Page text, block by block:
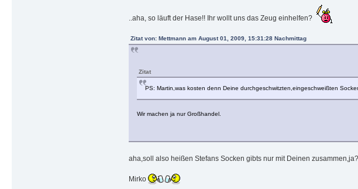
..aha, so läuft der Hase!! Ihr wollt uns das Zeug einhelfen?
Zitat von: Mettmann am August 01, 2009, 15:31:28 Nachmittag
Zitat
PS: Martin,was kosten denn Deine durchgeschwitzten,eingeschweißten
Wir machen ja nur Großhandel.
aha,soll also heißen Stefans Socken gibts nur mit Deinen zusammen,ja?
Mirko